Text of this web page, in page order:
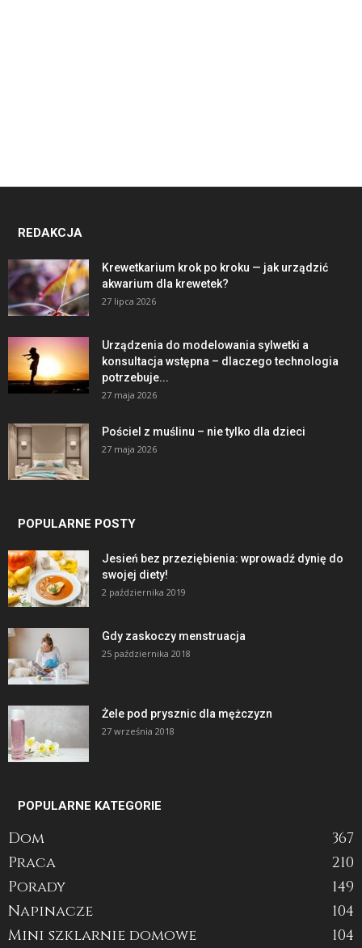
REDAKCJA
Krewetkarium krok po kroku — jak urządzić
akwarium dla krewetek?
27 lipca 2026
Urządzenia do modelowania sylwetki a
konsultacja wstępna – dlaczego technologia
potrzebuje...
27 maja 2026
Pościel z muślinu – nie tylko dla dzieci
27 maja 2026
POPULARNE POSTY
Jesień bez przeziębienia: wprowadź dynię do
swojej diety!
2 października 2019
Gdy zaskoczy menstruacja
25 października 2018
Żele pod prysznic dla mężczyzn
27 września 2018
POPULARNE KATEGORIE
Dom
367
Praca
210
Porady
149
Napinacze
104
Mini szklarnie domowe
104